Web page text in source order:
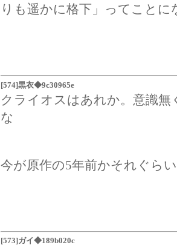
りも遥かに格下」ってこと
[574]黒衣◆9c30965e
クライオスはあれか。意識
な
今が原作の5年前かそれぐら
[573]ガイ◆189b020c